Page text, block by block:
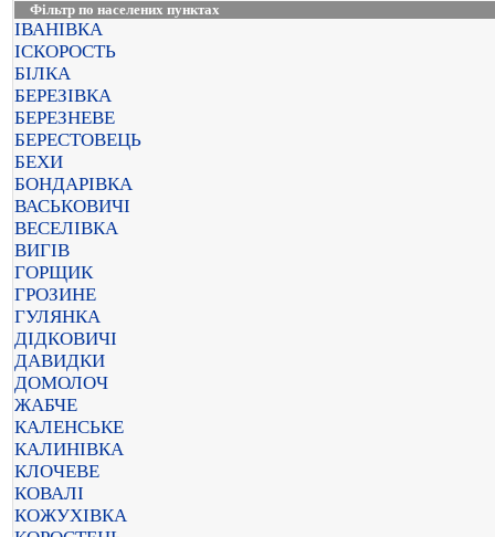
Фільтр по населених пунктах
ІВАНІВКА
ІСКОРОСТЬ
БІЛКА
БЕРЕЗІВКА
БЕРЕЗНЕВЕ
БЕРЕСТОВЕЦЬ
БЕХИ
БОНДАРІВКА
ВАСЬКОВИЧІ
ВЕСЕЛІВКА
ВИГІВ
ГОРЩИК
ГРОЗИНЕ
ГУЛЯНКА
ДІДКОВИЧІ
ДАВИДКИ
ДОМОЛОЧ
ЖАБЧЕ
КАЛЕНСЬКЕ
КАЛИНІВКА
КЛОЧЕВЕ
КОВАЛІ
КОЖУХІВКА